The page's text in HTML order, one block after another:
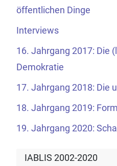
öffentlichen Dinge
Interviews
16. Jahrgang 2017: Die
Demokratie
17. Jahrgang 2018: Die
18. Jahrgang 2019:
19. Jahrgang 2020:
IABLIS 2002-2020